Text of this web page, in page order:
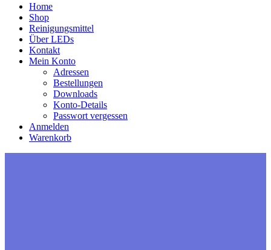
Home
Shop
Reinigungsmittel
Über LEDs
Kontakt
Mein Konto
Adressen
Bestellungen
Downloads
Konto-Details
Passwort vergessen
Anmelden
Warenkorb